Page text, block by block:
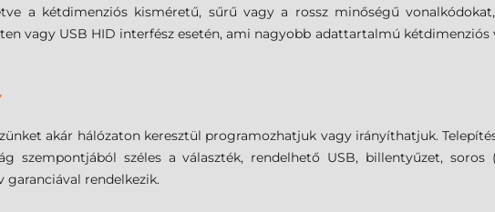
a kétdimenziós kisméretű, sűrű vagy a rossz minőségű
vagy USB HID interfész esetén, ami nagyobb adattartalmú kétdimenziós
akár hálózaton keresztül programozhatjuk vagy irányíthatjuk.
szempontjából széles a választék, rendelhető USB, billentyűzet, soros
garanciával rendelkezik.